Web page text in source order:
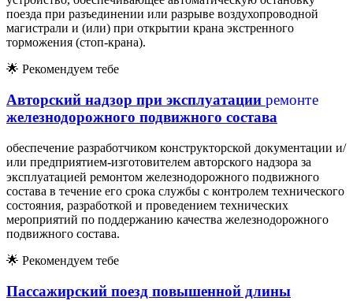
поезда при разъединении или разрыве воздухопроводной
магистрали и (или) при открытии крана экстренного
торможения (стоп-крана).
🌟 Рекомендуем тебе
Авторский надзор при эксплуатации ремонте
ремонте
железнодорожного подвижного состава
обеспечение разработчиком конструкторской документации и/
или предприятием-изготовителем авторского надзора за
эксплуатацией ремонтом
ремонтомжелезнодорожного подвижного
состава в течение его срока службы с контролем технического
состояния, разработкой и проведением технических
мероприятий по поддержанию качества железнодорожного
подвижного состава.
🌟 Рекомендуем тебе
Пассажирский поезд повышенной длины